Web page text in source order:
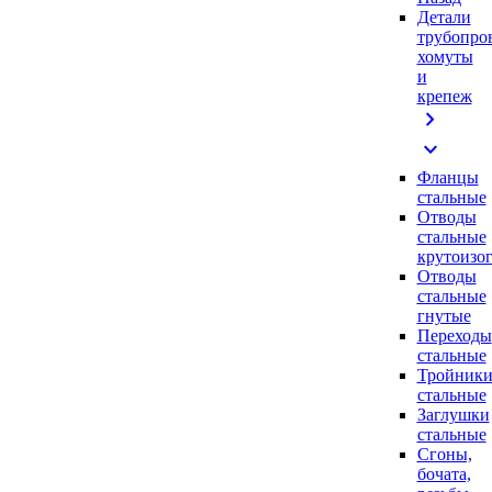
Детали
хомуты
и
крепеж
chevron_right
expand_more
Фланцы
стальные
Отводы
стальные
Отводы
стальные
гнутые
Переходы
стальные
Тройники
стальные
Заглушки
стальные
Сгоны,
бочата,